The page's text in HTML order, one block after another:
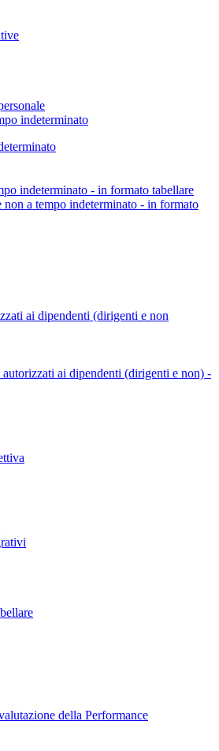
indeterminato
indeterminato - in formato tabellare
non a tempo indeterminato - in formato
ai dipendenti (dirigenti e non
ai dipendenti (dirigenti e non) -
della Performance